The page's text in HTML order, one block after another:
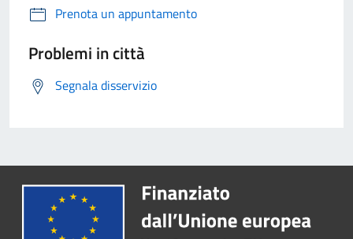
Prenota un appuntamento
Problemi in città
Segnala disservizio